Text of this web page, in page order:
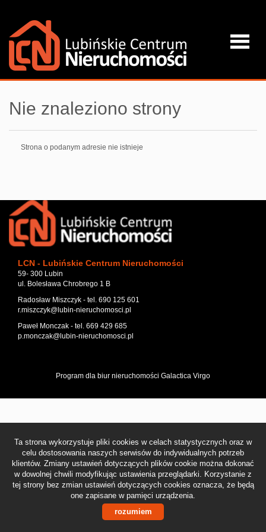
Strona
Nie znaleziono strony
Strona o podanym adresie nie istnieje
LCN - Lubińskie Centrum Nieruchomości
59- 300 Lubin
ul. Bolesława Chrobrego 1 B
Radosław Miszczyk - tel. 690 125 601
r.miszczyk@lubin-nieruchomosci.pl
Paweł Monczak - tel. 669 429 685
p.monczak@lubin-nieruchomosci.pl
Program dla biur nieruchomości Galactica Virgo
Ta strona wykorzystuje pliki cookies w celach statystycznych oraz w
celu dostosowania naszych serwisów do indywidualnych potrzeb
klientów. Zmiany ustawień dotyczących plików cookie można dokonać
w dowolnej chwili modyfikując ustawienia przeglądarki. Korzystanie z
tej strony bez zmian ustawień dotyczących cookies oznacza, że będą
one zapisane w pamięci urządzenia.
rozumiem